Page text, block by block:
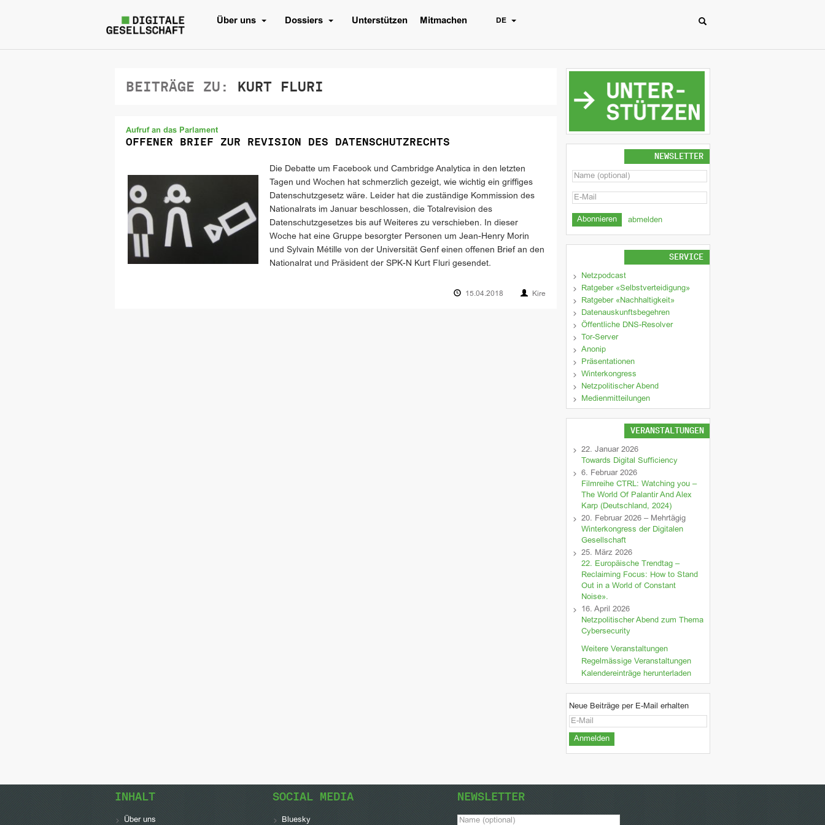
Über uns Dossiers Unterstützen Mitmachen DE
BEITRÄGE ZU: KURT FLURI
Aufruf an das Parlament
OFFENER BRIEF ZUR REVISION DES DATENSCHUTZRECHTS
Die Debatte um Facebook und Cambridge Analytica in den letzten
Tagen und Wochen hat schmerzlich gezeigt, wie wichtig ein griffiges
Datenschutzgesetz wäre. Leider hat die zuständige Kommission des
Nationalrats im Januar beschlossen, die Totalrevision des
Datenschutzgesetzes bis auf Weiteres zu verschieben. In dieser
Woche hat eine Gruppe besorgter Personen um Jean-Henry Morin
und Sylvain Métille von der Universität Genf einen offenen Brief an den
Nationalrat und Präsident der SPK-N Kurt Fluri gesendet.
15.04.2018 Kire
NEWSLETTER
abmelden
SERVICE
Netzpodcast
Ratgeber «Selbstverteidigung»
Ratgeber «Nachhaltigkeit»
Datenauskunftsbegehren
Öffentliche DNS-Resolver
Tor-Server
Anonip
Präsentationen
Winterkongress
Netzpolitischer Abend
Medienmitteilungen
VERANSTALTUNGEN
22. Januar 2026
Towards Digital Sufficiency
6. Februar 2026
Filmreihe CTRL: Watching you –
The World Of Palantir And Alex
Karp (Deutschland, 2024)
20. Februar 2026 – Mehrtägig
Winterkongress der Digitalen
Gesellschaft
25. März 2026
22. Europäische Trendtag –
Reclaiming Focus: How to Stand
Out in a World of Constant
Noise».
16. April 2026
Netzpolitischer Abend zum Thema
Cybersecurity
Weitere Veranstaltungen
Regelmässige Veranstaltungen
Kalendereinträge herunterladen
Neue Beiträge per E-Mail erhalten
INHALT
Über uns
SOCIAL MEDIA
Bluesky
NEWSLETTER